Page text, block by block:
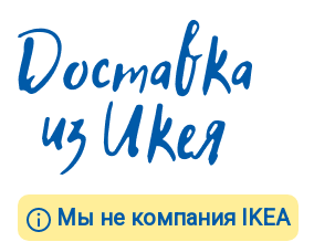
Мы не компания IKEA